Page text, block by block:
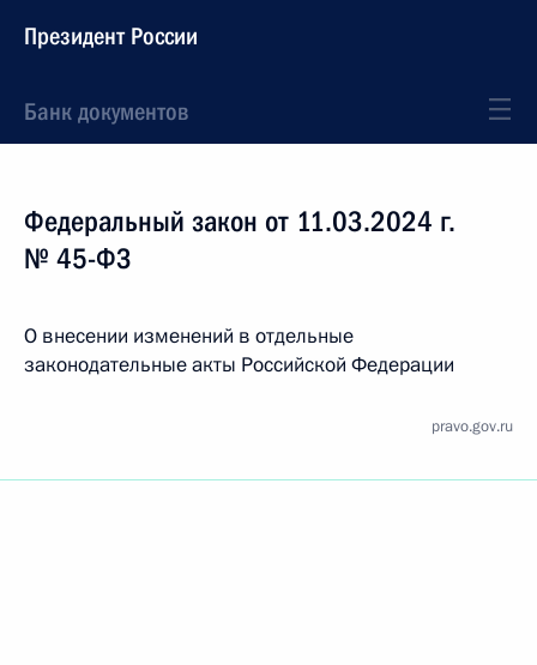
Президент России
Банк документов
Федеральный закон от 11.03.2024 г.
№ 45-ФЗ
О внесении изменений в отдельные
законодательные акты Российской Федерации
pravo.gov.ru